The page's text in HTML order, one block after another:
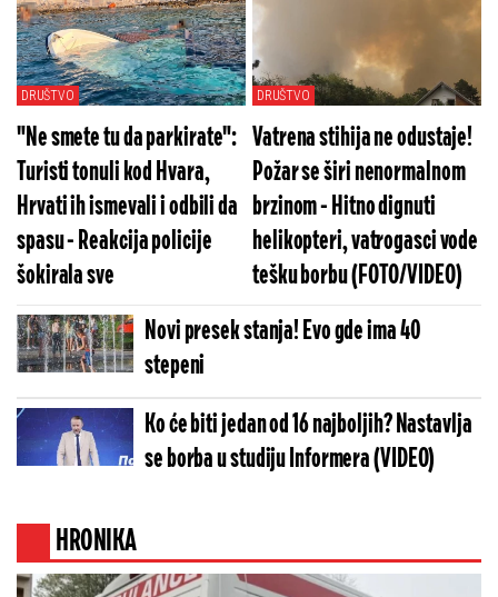
DRUŠTVO
"Ne smete tu da parkirate":
Turisti tonuli kod Hvara,
Hrvati ih ismevali i odbili da
spasu - Reakcija policije
šokirala sve
DRUŠTVO
Vatrena stihija ne odustaje!
Požar se širi nenormalnom
brzinom - Hitno dignuti
helikopteri, vatrogasci vode
tešku borbu (FOTO/VIDEO)
Novi presek stanja! Evo gde ima 40
stepeni
Ko će biti jedan od 16 najboljih? Nastavlja
se borba u studiju Informera (VIDEO)
HRONIKA